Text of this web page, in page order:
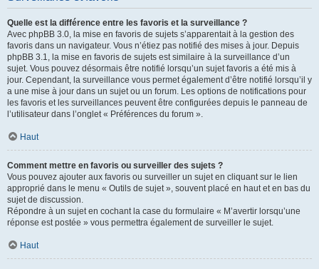
Quelle est la différence entre les favoris et la surveillance ?
Avec phpBB 3.0, la mise en favoris de sujets s’apparentait à la gestion des
favoris dans un navigateur. Vous n’étiez pas notifié des mises à jour. Depuis
phpBB 3.1, la mise en favoris de sujets est similaire à la surveillance d’un
sujet. Vous pouvez désormais être notifié lorsqu’un sujet favoris a été mis à
jour. Cependant, la surveillance vous permet également d’être notifié lorsqu’il y
a une mise à jour dans un sujet ou un forum. Les options de notifications pour
les favoris et les surveillances peuvent être configurées depuis le panneau de
l’utilisateur dans l’onglet « Préférences du forum ».
Haut
Comment mettre en favoris ou surveiller des sujets ?
Vous pouvez ajouter aux favoris ou surveiller un sujet en cliquant sur le lien
approprié dans le menu « Outils de sujet », souvent placé en haut et en bas du
sujet de discussion.
Répondre à un sujet en cochant la case du formulaire « M’avertir lorsqu’une
réponse est postée » vous permettra également de surveiller le sujet.
Haut